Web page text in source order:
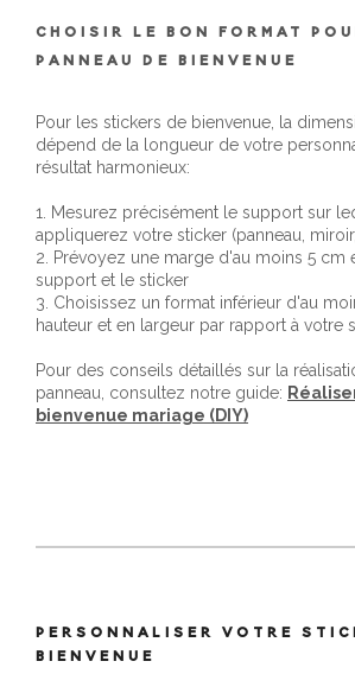
CHOISIR LE BON FORMAT
PANNEAU DE BIENVENUE
Pour les stickers de bienvenue, la
dépend de la longueur de votre
résultat harmonieux:
1. Mesurez précisément le support sur
appliquerez votre sticker (panneau,
2. Prévoyez une marge d'au moins 5 cm
support et le sticker
3. Choisissez un format inférieur d'au
hauteur et en largeur par rapport à votre
Pour des conseils détaillés sur la
panneau, consultez notre guide:
bienvenue mariage (DIY)
PERSONNALISER VOTRE
BIENVENUE